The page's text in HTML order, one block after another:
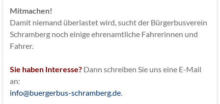
Mitmachen!
Damit niemand überlastet wird, sucht der Bürgerbusverein
Schramberg noch einige ehrenamtliche Fahrerinnen und
Fahrer.
Sie haben Interesse? Dann schreiben Sie uns eine E-Mail
an:
info@buergerbus-schramberg.de.